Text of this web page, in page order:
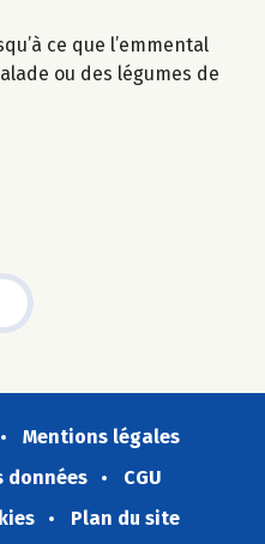
ce que l’emmental
ou des légumes de
Mentions légales
données
CGU
Plan du site